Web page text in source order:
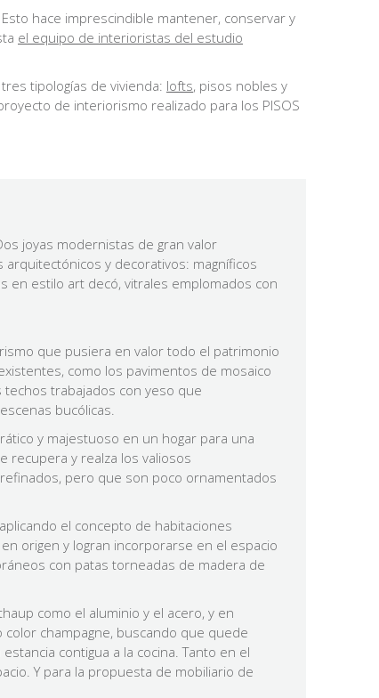
hace imprescindible mantener, conservar y
el equipo de interioristas del estudio
tipologías de vivienda: lofts, pisos nobles y
de interiorismo realizado para los PISOS
joyas modernistas de gran valor
y decorativos: magníficos
en estilo art decó, vitrales emplomados con
que pusiera en valor todo el patrimonio
como los pavimentos de mosaico
trabajados con yeso que
bucólicas.
y majestuoso en un hogar para una
recupera y realza los valiosos
pero que son poco ornamentados
el concepto de habitaciones
origen y logran incorporarse en el espacio
con patas torneadas de madera de
como el aluminio y el acero, y en
color champagne, buscando que quede
contigua a la cocina. Tanto en el
Y para la propuesta de mobiliario de